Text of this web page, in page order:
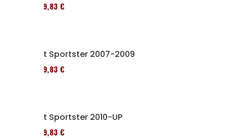
119,83 €
Kit Sportster 2007-2009
119,83 €
Kit Sportster 2010-UP
119,83 €